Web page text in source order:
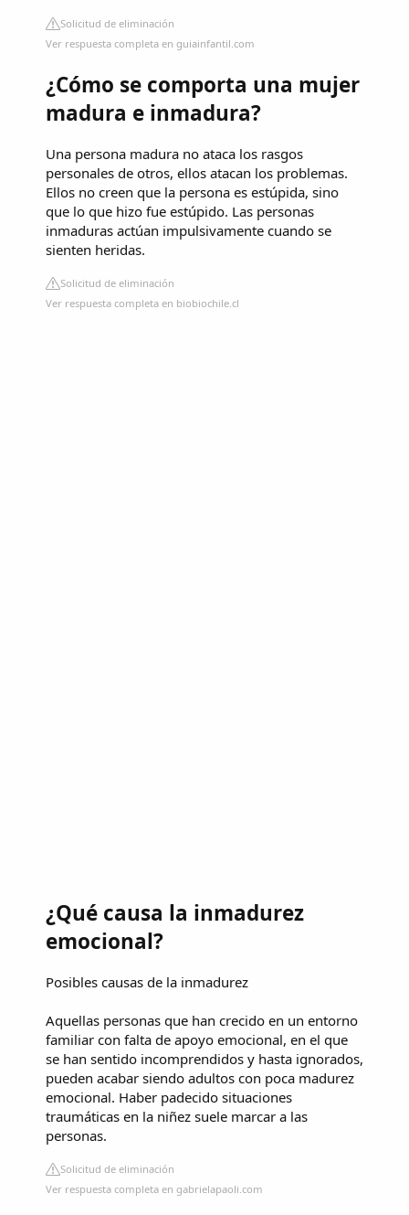
Solicitud de eliminación
Ver respuesta completa en guiainfantil.com
¿Cómo se comporta una mujer
madura e inmadura?
Una persona madura no ataca los rasgos
personales de otros, ellos atacan los problemas.
Ellos no creen que la persona es estúpida, sino
que lo que hizo fue estúpido. Las personas
inmaduras actúan impulsivamente cuando se
sienten heridas.
Solicitud de eliminación
Ver respuesta completa en biobiochile.cl
¿Qué causa la inmadurez
emocional?
Posibles causas de la inmadurez
Aquellas personas que han crecido en un entorno
familiar con falta de apoyo emocional, en el que
se han sentido incomprendidos y hasta ignorados,
pueden acabar siendo adultos con poca madurez
emocional. Haber padecido situaciones
traumáticas en la niñez suele marcar a las
personas.
Solicitud de eliminación
Ver respuesta completa en gabrielapaoli.com